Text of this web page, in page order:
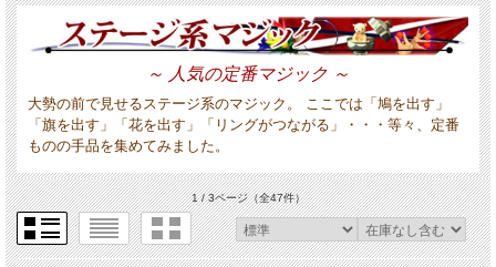
～ 人気の定番マジック ～
大勢の前で見せるステージ系のマジック。 ここでは「鳩を出す」
「旗を出す」「花を出す」「リングがつながる」・・・等々、定番
ものの手品を集めてみました。
1 / 3ページ（全47件）